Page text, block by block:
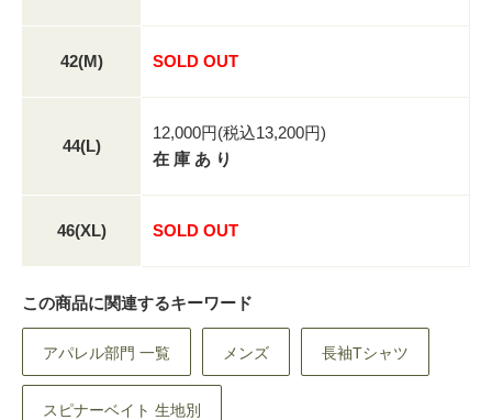
42(M) SOLD OUT
44(L)
12,000円(税込13,200円)
在 庫 あ り
46(XL) SOLD OUT
この商品に関連するキーワード
アパレル部門 一覧 メンズ 長袖Tシャツ
スピナーベイト 生地別